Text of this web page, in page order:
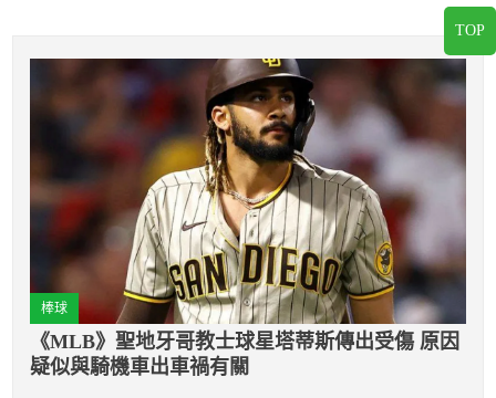
棒球
《MLB》聖地牙哥教士球星塔蒂斯傳出受傷 原因
疑似與騎機車出車禍有關
TOP